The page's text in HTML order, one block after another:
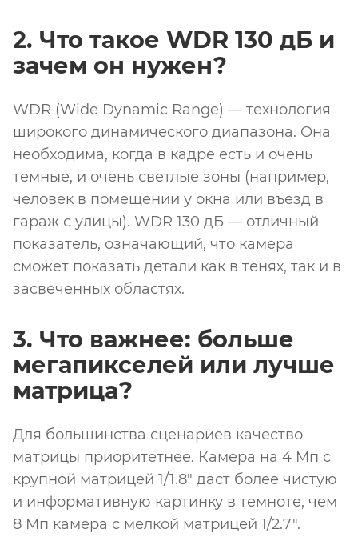
2. Что такое WDR 130 дБ и
зачем он нужен?
WDR (Wide Dynamic Range) — технология
широкого динамического диапазона. Она
необходима, когда в кадре есть и очень
темные, и очень светлые зоны (например,
человек в помещении у окна или въезд в
гараж с улицы). WDR 130 дБ — отличный
показатель, означающий, что камера
сможет показать детали как в тенях, так и в
засвеченных областях.
3. Что важнее: больше
мегапикселей или лучше
матрица?
Для большинства сценариев качество
матрицы приоритетнее. Камера на 4 Мп с
крупной матрицей 1/1.8" даст более чистую
и информативную картинку в темноте, чем
8 Мп камера с мелкой матрицей 1/2.7".